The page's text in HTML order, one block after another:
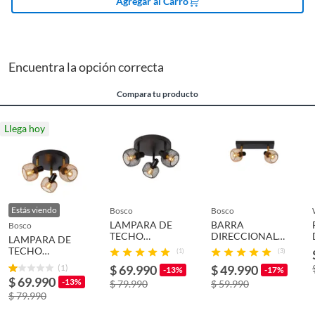
Requiere Serial
No
Alto 14cm
en el empaque
Color Dorado
Cantidad de
ampolletas/tubos
Ancho 37cm
Encuentra la opción correcta
Compara tu producto
Llega hoy
Estás viendo
bosco
LAMPARA DE
TECHO
DIRECCIONAL
MAREN DORADO
3xE14 BOSCO
(1)
$ 69.990 -13%
$ 79.990
bosco
LAMPARA DE
TECHO
DIRECCIONAL
MAREN NEGRO
3xE14 BOSCO
(1)
$ 69.990 -13%
$ 79.990
bosco
BARRA
DIRECCIONAL
MAREN DORADO
2xE14 BOSCO
(3)
$ 49.990 -17%
$ 59.990